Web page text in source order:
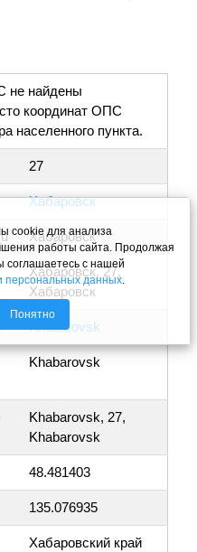
не найдены
координат ОПС
населенного пункта.
27
Хабаровск
Хабаровск
Хабаровск, 27,
Хабаровск
Khabarovsk
Khabarovsk
Khabarovsk, 27,
Khabarovsk
48.481403
135.076935
Хабаровский край
cookie для анализа
работы сайта. Продолжая
соглашаетесь с нашей
персональных данных.
Понятно